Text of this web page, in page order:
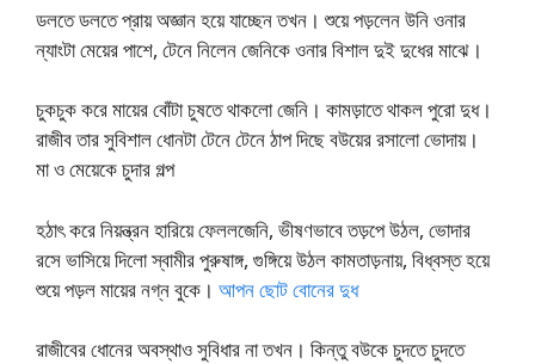
ডলতে ডলতে প্রায় অজ্ঞান হয়ে যাচ্ছেন তখন। শুয়ে পড়লেন উনি ওনার
ন্যাংটা মেয়ের পাশে, টেনে নিলেন জেনিকে ওনার বিশাল দুই দুধের মাঝে।
চুকচুক করে মায়ের বোঁটা চুষতে থাকলো জেনি। কামড়াতে থাকল পুরো দুধ।
রাজীব তার সুবিশাল ধোনটা টেনে টেনে ঠাপ দিছে বউয়ের রসালো ভোদায়।
মা ও মেয়েকে চুদার গল্প
হঠাৎ করে নিয়ন্ত্রন হারিয়ে ফেললজেনি, ভীষণভাবে তড়পে উঠল, ভোদার
রসে ভাসিয়ে দিলো স্বামীর পুরুষাঙ্গ, গুঙ্গিয়ে উঠল কামতাড়নায়, বিধ্বস্ত হয়ে
শুয়ে পড়ল মায়ের নগ্ন বুকে। আপন ছোট বোনের দুধ
রাজীবের ধোনের অবস্থাও সুবিধার না তখন। কিন্তু বউকে চুদতে চুদতে